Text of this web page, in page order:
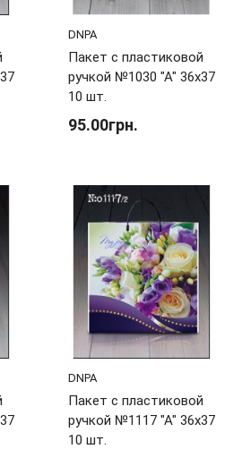
DNPA
Пакет с пластиковой
ручкой №1030 "А" 36х37
10 шт.
95.00грн.
DNPA
Пакет с пластиковой
ручкой №1117 "А" 36х37
10 шт.